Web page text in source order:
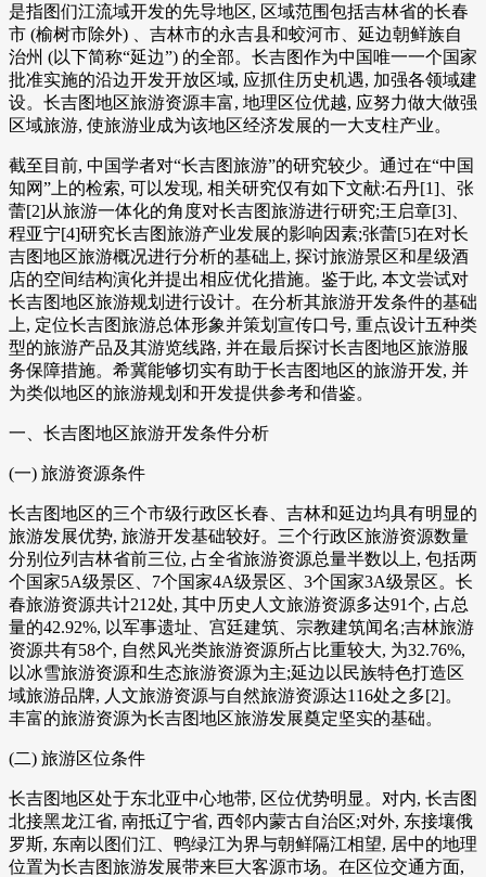
是指图们江流域开发的先导地区, 区域范围包括吉林省的长春
市 (榆树市除外) 、吉林市的永吉县和蛟河市、延边朝鲜族自
治州 (以下简称“延边”) 的全部。长吉图作为中国唯一一个国家
批准实施的沿边开发开放区域, 应抓住历史机遇, 加强各领域建
设。长吉图地区旅游资源丰富, 地理区位优越, 应努力做大做强
区域旅游, 使旅游业成为该地区经济发展的一大支柱产业。
截至目前, 中国学者对“长吉图旅游”的研究较少。通过在“中国
知网”上的检索, 可以发现, 相关研究仅有如下文献:石丹[1]、张
蕾[2]从旅游一体化的角度对长吉图旅游进行研究;王启章[3]、
程亚宁[4]研究长吉图旅游产业发展的影响因素;张蕾[5]在对长
吉图地区旅游概况进行分析的基础上, 探讨旅游景区和星级酒
店的空间结构演化并提出相应优化措施。鉴于此, 本文尝试对
长吉图地区旅游规划进行设计。在分析其旅游开发条件的基础
上, 定位长吉图旅游总体形象并策划宣传口号, 重点设计五种类
型的旅游产品及其游览线路, 并在最后探讨长吉图地区旅游服
务保障措施。希冀能够切实有助于长吉图地区的旅游开发, 并
为类似地区的旅游规划和开发提供参考和借鉴。
一、长吉图地区旅游开发条件分析
(一) 旅游资源条件
长吉图地区的三个市级行政区长春、吉林和延边均具有明显的
旅游发展优势, 旅游开发基础较好。三个行政区旅游资源数量
分别位列吉林省前三位, 占全省旅游资源总量半数以上, 包括两
个国家5A级景区、7个国家4A级景区、3个国家3A级景区。长
春旅游资源共计212处, 其中历史人文旅游资源多达91个, 占总
量的42.92%, 以军事遗址、宫廷建筑、宗教建筑闻名;吉林旅游
资源共有58个, 自然风光类旅游资源所占比重较大, 为32.76%,
以冰雪旅游资源和生态旅游资源为主;延边以民族特色打造区
域旅游品牌, 人文旅游资源与自然旅游资源达116处之多[2]。
丰富的旅游资源为长吉图地区旅游发展奠定坚实的基础。
(二) 旅游区位条件
长吉图地区处于东北亚中心地带, 区位优势明显。对内, 长吉图
北接黑龙江省, 南抵辽宁省, 西邻内蒙古自治区;对外, 东接壤俄
罗斯, 东南以图们江、鸭绿江为界与朝鲜隔江相望, 居中的地理
位置为长吉图旅游发展带来巨大客源市场。在区位交通方面,